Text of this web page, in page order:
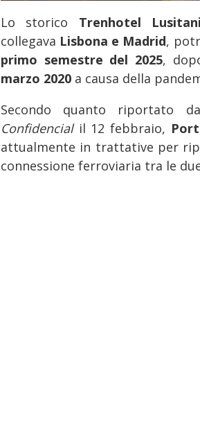
Lo storico Trenhotel
collegava Lisbona e Madrid,
primo semestre del 2025,
marzo 2020 a causa della
Secondo quanto riportato
Confidencial il 12 febbraio,
attualmente in trattative per
connessione ferroviaria tra le